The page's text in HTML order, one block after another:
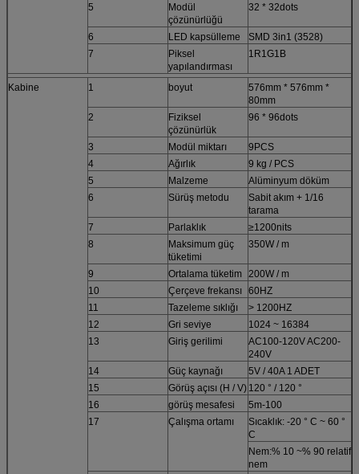
5
Modül
çözünürlüğü
32 * 32dots
6 LED kapsülleme
SMD 3in1 (3528)
7
Piksel
yapılandırması
1R1G1B
Kabine 1 boyut
576mm * 576mm *
80mm
2
Fiziksel
çözünürlük
96 * 96dots
3 Modül miktarı
9PCS
4
Ağırlık
9 kg / PCS
5
Malzeme
Alüminyum döküm
6
Sürüş metodu
Sabit akım + 1/16
tarama
7
Parlaklık
≥1200nits
8
Maksimum güç
tüketimi
350W / m
9 Ortalama tüketim 200W / m
10
Çerçeve frekansı 60HZ
11
Tazeleme sıklığı
> 1200HZ
12
Gri seviye
1024 ~ 16384
13
Giriş gerilimi
AC100-120V AC200-
240V
14
Güç kaynağı
5V / 40A 1 ADET
15
Görüş açısı (H / V) 120 ° / 120 °
16
görüş mesafesi
5m-100
17
Çalışma ortamı
Sıcaklık: -20 ° C ~ 60 °
C
Nem:% 10 ~% 90 relatif
nem